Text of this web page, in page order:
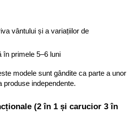
vântului și a variațiilor de
în primele 5–6 luni
modele sunt gândite ca parte a unor
independente.
(2 în 1 și carucior 3 în